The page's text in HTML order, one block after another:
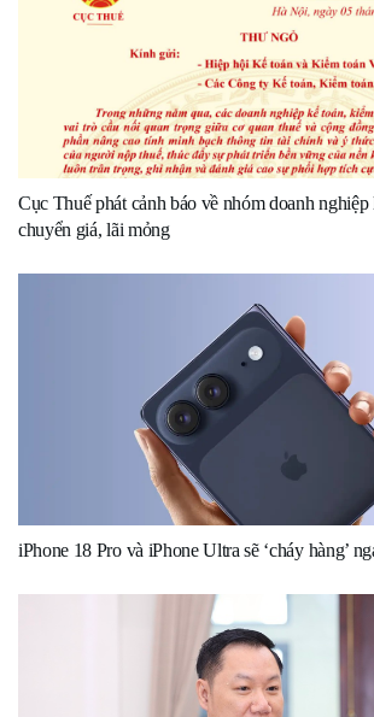
Cục Thuế phát cảnh báo về nhóm doanh nghiệp
chuyển giá, lãi mỏng
iPhone 18 Pro và iPhone Ultra sẽ ‘cháy hàng’